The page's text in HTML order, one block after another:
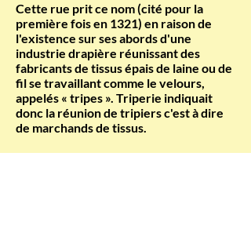
Cette rue prit ce nom (cité pour la
première fois en 1321) en raison de
l'existence sur ses abords d'une
industrie drapière réunissant des
fabricants de tissus épais de laine ou de
fil se travaillant comme le velours,
appelés « tripes ». Triperie indiquait
donc la réunion de tripiers c'est à dire
de marchands de tissus.
Aux laborieux commerçants du XIVe